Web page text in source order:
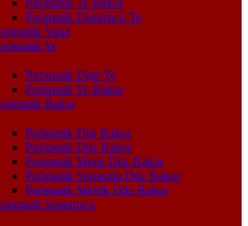
Pnömatik Te Rakor
Pnömatik Düşürücü Te
Vana
Ye
Pnömatik Dişli Ye
Pnömatik Ye Rakor
Rakor
Pnömatik Dişi Rakor
Pnömatik Düz Rakor
Pnömatik Metal Düz Rakor
Pnömatik Somunlu Düz Rakor
Pnömatik Metrik Düz Rakor
Susturucu